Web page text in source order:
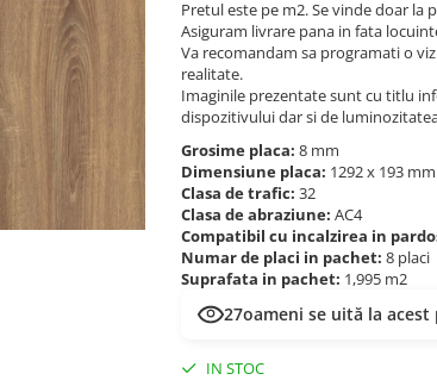
Pretul este pe m2. Se vinde doar la
Asiguram livrare pana in fata
Va recomandam sa programati o
realitate.
Imaginile prezentate sunt cu titlu
dispozitivului dar si de
Grosime placa: 8 mm
Dimensiune placa: 1292 x 193 mm
Clasa de trafic: 32
Clasa de abraziune: AC4
Compatibil cu incalzirea in
Numar de placi in pachet: 8 placi
Suprafata in pachet: 1,995 m2
27oameni se uită la acest
IN STOC